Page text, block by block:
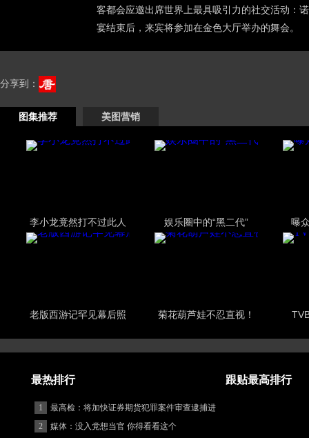
客都会应邀出席世界上最具吸引力的社交活动：
宴结束后，来宾将参加在金色大厅举办的舞会。
分享到：
图集推荐 美图营销
李小龙竟然打不过此人 娱乐圈中的“黑二代” 曝
老版西游记罕见幕后照 菊花葫芦娃不忍直视！
最热排行 跟贴最高排行
1
最高检：将加快证券期货犯罪案件审查逮捕进
度
2
媒体：没入党想当官 你得看看这个